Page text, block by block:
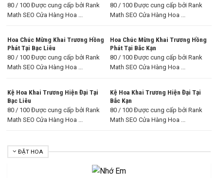
80 / 100 Được cung cấp bởi Rank
Math SEO Cửa Hàng Hoa ...
80 / 100 Được cung cấp bởi Rank
Math SEO Cửa Hàng Hoa ...
Hoa Chúc Mừng Khai Trương Hồng
Phát Tại Bạc Liêu
80 / 100 Được cung cấp bởi Rank
Math SEO Cửa Hàng Hoa ...
Hoa Chúc Mừng Khai Trương Hồng
Phát Tại Bắc Kạn
80 / 100 Được cung cấp bởi Rank
Math SEO Cửa Hàng Hoa ...
Kệ Hoa Khai Trương Hiện Đại Tại
Bạc Liêu
80 / 100 Được cung cấp bởi Rank
Math SEO Cửa Hàng Hoa ...
Kệ Hoa Khai Trương Hiện Đại Tại
Bắc Kạn
80 / 100 Được cung cấp bởi Rank
Math SEO Cửa Hàng Hoa ...
ĐẶT HOA